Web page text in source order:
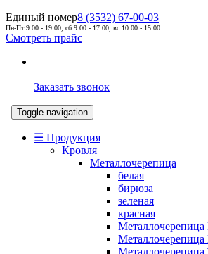
Единый номер8 (3532) 67-00-03
Пн-Пт 9:00 - 19:00, сб 9:00 - 17:00, вс 10:00 - 15:00
Смотреть прайс
Заказать звонок
Toggle navigation
☰ Продукция
Кровля
Металлочерепица
белая
бирюза
зеленая
красная
Металлочерепица
Металлочерепица